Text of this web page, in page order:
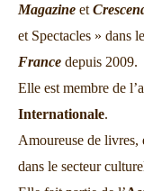
Magazine et
et Spectacles » dans
France depuis 2009.
Elle est membre de
Internationale.
Amoureuse de livres,
dans le secteur